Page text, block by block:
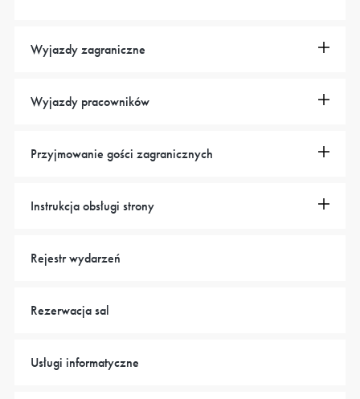
Wyjazdy zagraniczne
Wyjazdy pracowników
Przyjmowanie gości zagranicznych
Instrukcja obsługi strony
Rejestr wydarzeń
Rezerwacja sal
Usługi informatyczne